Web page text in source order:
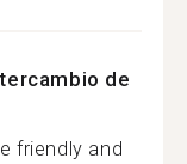
de
friendly and